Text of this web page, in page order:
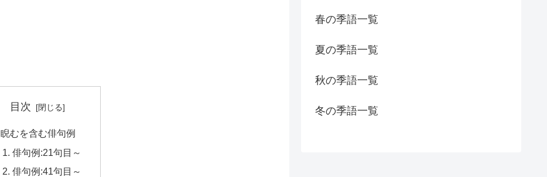
目次
睨むを含む俳句例
俳句例:21句目～
俳句例:41句目～
春の季語一覧
夏の季語一覧
秋の季語一覧
冬の季語一覧